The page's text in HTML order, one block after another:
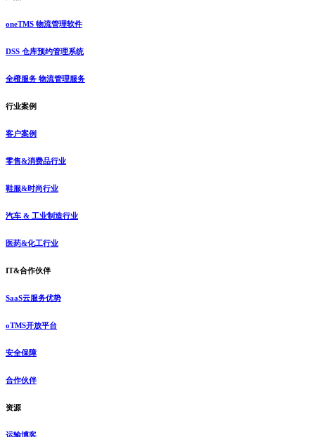
oneTMS 物流管理软件
DSS 仓库预约管理系统
全橙服务 物流管理服务
行业案例
客户案例
零售&消费品行业
鞋服&时尚行业
汽车 & 工业制造行业
医药&化工行业
IT&合作伙伴
SaaS云服务优势
oTMS开放平台
安全保障
合作伙伴
资源
运输博客